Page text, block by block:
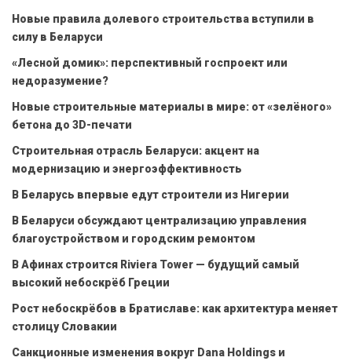
Новые правила долевого строительства вступили в
силу в Беларуси
«Лесной домик»: перспективный госпроект или
недоразумение?
Новые строительные материалы в мире: от «зелёного»
бетона до 3D-печати
Строительная отрасль Беларуси: акцент на
модернизацию и энергоэффективность
В Беларусь впервые едут строители из Нигерии
В Беларуси обсуждают централизацию управления
благоустройством и городским ремонтом
В Афинах строится Riviera Tower — будущий самый
высокий небоскрёб Греции
Рост небоскрёбов в Братиславе: как архитектура меняет
столицу Словакии
Санкционные изменения вокруг Dana Holdings и